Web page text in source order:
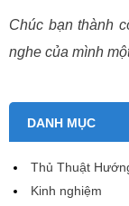
Chúc bạn thành
nghe của mình
DANH MỤC
Thủ Thuật
Kinh nghiệm